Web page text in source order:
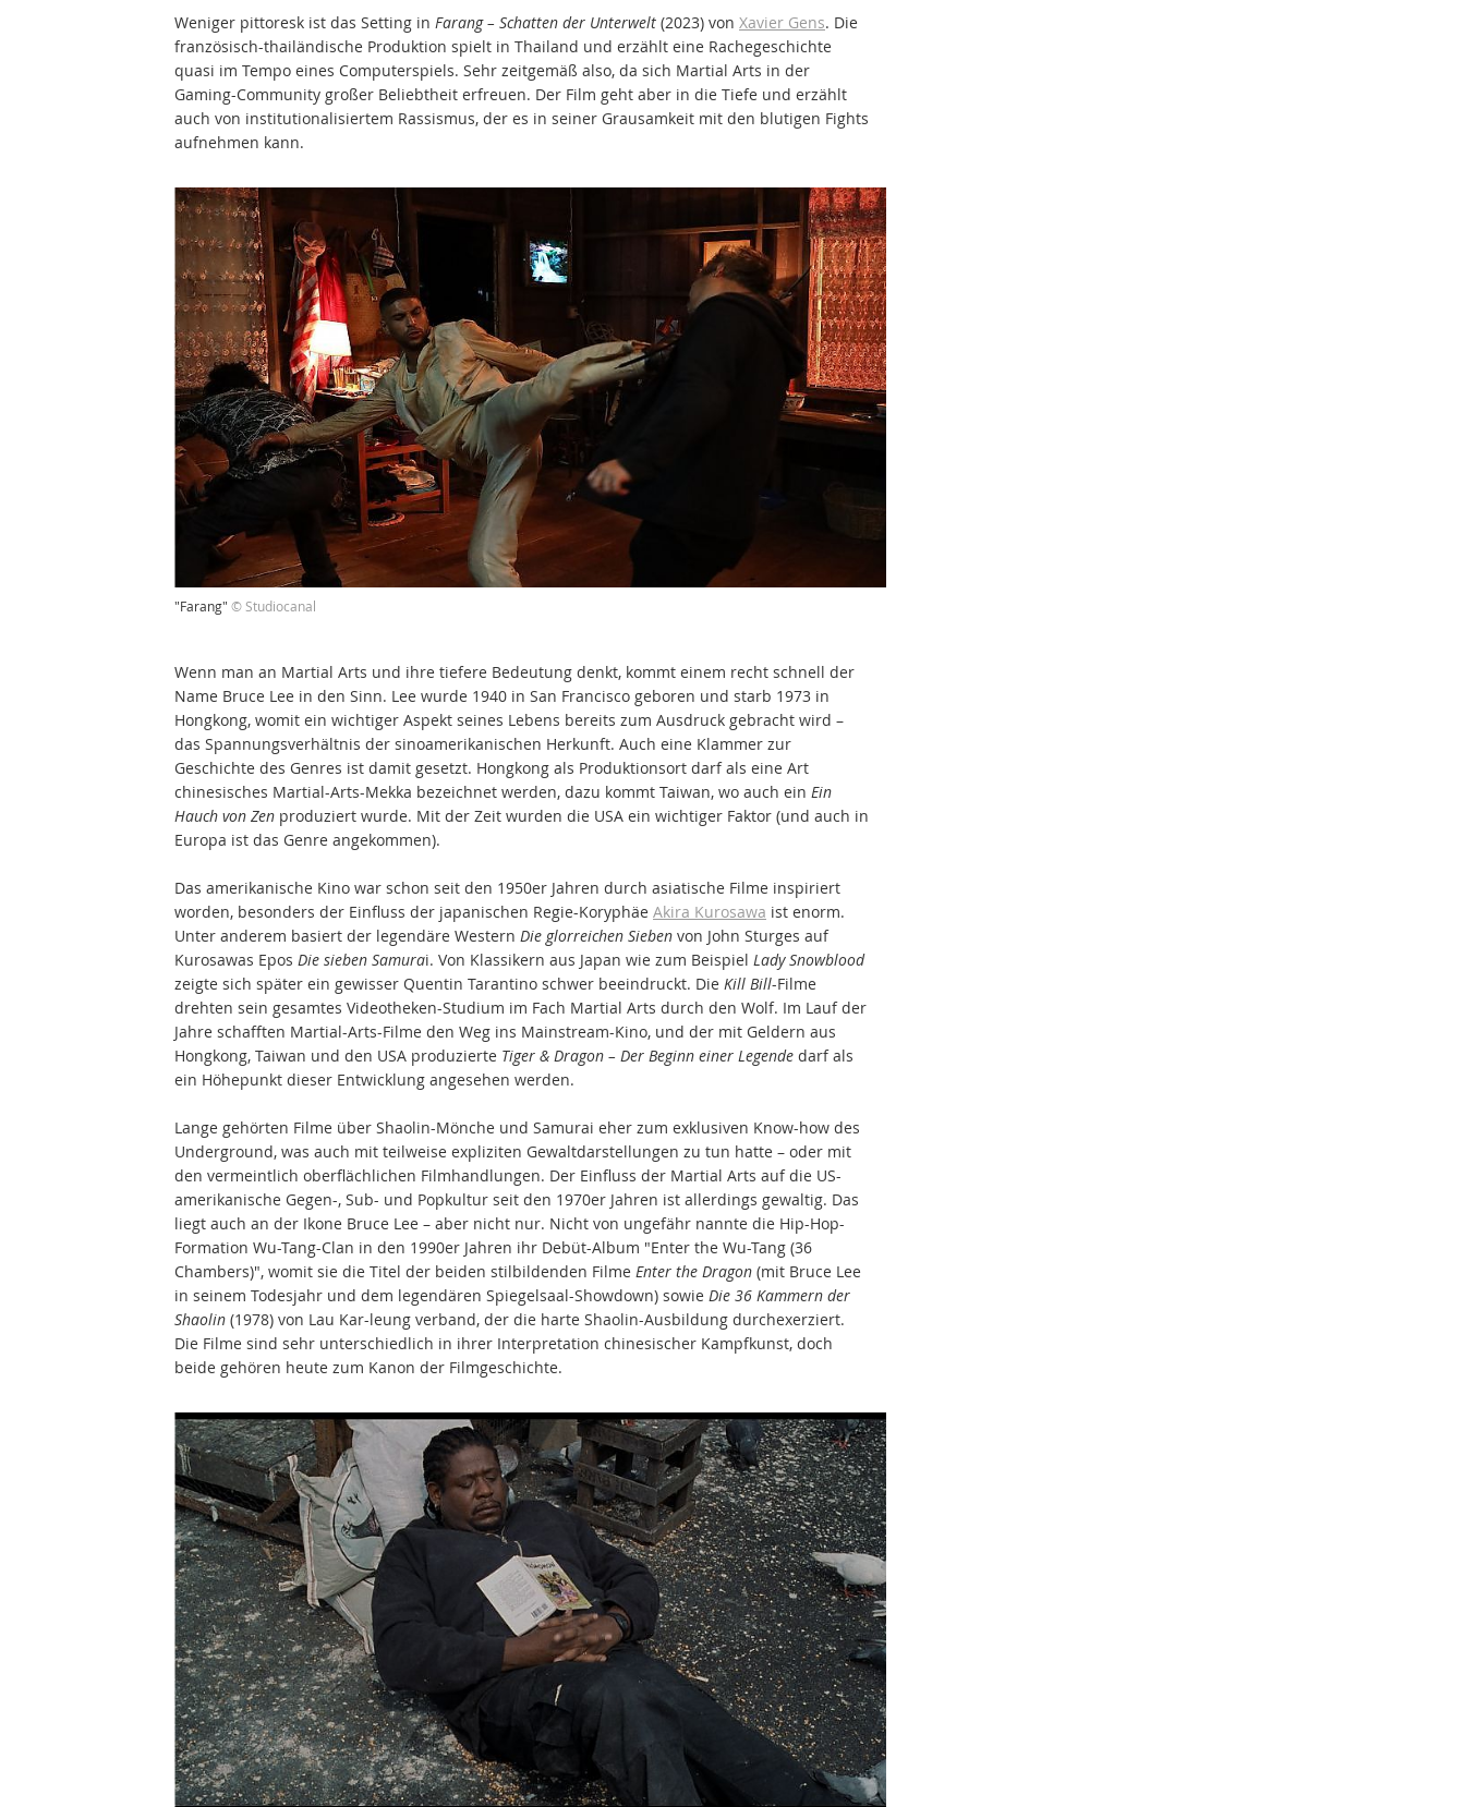
Weniger pittoresk ist das Setting in Farang – Schatten der Unterwelt (2023) von Xavier Gens. Die
französisch-thailändische Produktion spielt in Thailand und erzählt eine Rachegeschichte
quasi im Tempo eines Computerspiels. Sehr zeitgemäß also, da sich Martial Arts in der
Gaming-Community großer Beliebtheit erfreuen. Der Film geht aber in die Tiefe und erzählt
auch von institutionalisiertem Rassismus, der es in seiner Grausamkeit mit den blutigen Fights
aufnehmen kann.
"Farang" © Studiocanal
Wenn man an Martial Arts und ihre tiefere Bedeutung denkt, kommt einem recht schnell der
Name Bruce Lee in den Sinn. Lee wurde 1940 in San Francisco geboren und starb 1973 in
Hongkong, womit ein wichtiger Aspekt seines Lebens bereits zum Ausdruck gebracht wird –
das Spannungsverhältnis der sinoamerikanischen Herkunft. Auch eine Klammer zur
Geschichte des Genres ist damit gesetzt. Hongkong als Produktionsort darf als eine Art
chinesisches Martial-Arts-Mekka bezeichnet werden, dazu kommt Taiwan, wo auch ein Ein
Hauch von Zen produziert wurde. Mit der Zeit wurden die USA ein wichtiger Faktor (und auch in
Europa ist das Genre angekommen).
Das amerikanische Kino war schon seit den 1950er Jahren durch asiatische Filme inspiriert
worden, besonders der Einfluss der japanischen Regie-Koryphäe Akira Kurosawa ist enorm.
Unter anderem basiert der legendäre Western Die glorreichen Sieben von John Sturges auf
Kurosawas Epos Die sieben Samurai. Von Klassikern aus Japan wie zum Beispiel Lady Snowblood
zeigte sich später ein gewisser Quentin Tarantino schwer beeindruckt. Die Kill Bill-Filme
drehten sein gesamtes Videotheken-Studium im Fach Martial Arts durch den Wolf. Im Lauf der
Jahre schafften Martial-Arts-Filme den Weg ins Mainstream-Kino, und der mit Geldern aus
Hongkong, Taiwan und den USA produzierte Tiger & Dragon – Der Beginn einer Legende darf als
ein Höhepunkt dieser Entwicklung angesehen werden.
Lange gehörten Filme über Shaolin-Mönche und Samurai eher zum exklusiven Know-how des
Underground, was auch mit teilweise expliziten Gewaltdarstellungen zu tun hatte – oder mit
den vermeintlich oberflächlichen Filmhandlungen. Der Einfluss der Martial Arts auf die US-
amerikanische Gegen-, Sub- und Popkultur seit den 1970er Jahren ist allerdings gewaltig. Das
liegt auch an der Ikone Bruce Lee – aber nicht nur. Nicht von ungefähr nannte die Hip-Hop-
Formation Wu-Tang-Clan in den 1990er Jahren ihr Debüt-Album "Enter the Wu-Tang (36
Chambers)", womit sie die Titel der beiden stilbildenden Filme Enter the Dragon (mit Bruce Lee
in seinem Todesjahr und dem legendären Spiegelsaal-Showdown) sowie Die 36 Kammern der
Shaolin (1978) von Lau Kar-leung verband, der die harte Shaolin-Ausbildung durchexerziert.
Die Filme sind sehr unterschiedlich in ihrer Interpretation chinesischer Kampfkunst, doch
beide gehören heute zum Kanon der Filmgeschichte.